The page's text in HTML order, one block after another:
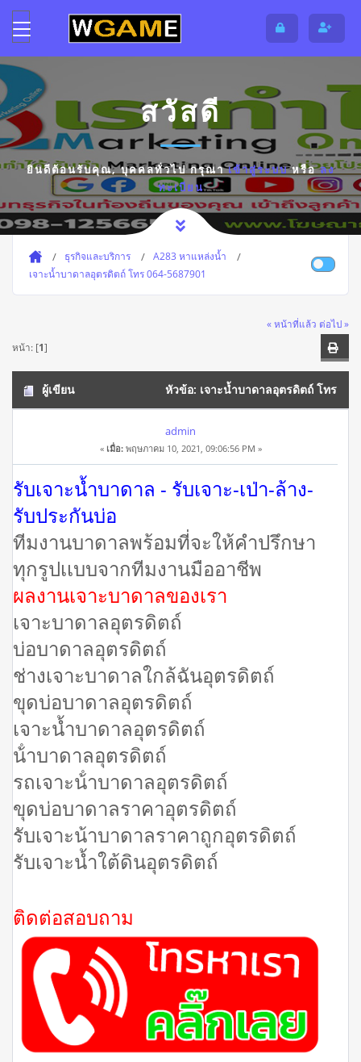
สวัสดี
ยินดีต้อนรับคุณ,บุคคลทั่วไปกรุณาเข้าสู่ระบบหรือลง
ทะเบียน
ธุรกิจและบริการ
A283 หาแหล่งน้ำ
เจาะน้ำบาดาลอุตรดิตถ์ โทร 064-5687901
« หน้าที่แล้ว ต่อไป »
หน้า: [1]
ผู้เขียน หัวข้อ: เจาะน้ำบาดาลอุตรดิตถ์ โทร
064-5687901 (อ่าน 21681 ครั้ง)admin
« เมื่อ:พฤษภาคม 10, 2021, 09:06:56 PM »
รับเจาะน้ำบาดาล - รับเจาะ-เป่า-ล้าง-
รับประกันบ่อ
ทีมงานบาดาลพร้อมที่จะให้คำปรึกษา
ทุกรูปเเบบจากทีมงานมืออาชีพ
ผลงานเจาะบาดาลของเรา
เจาะบาดาลอุตรดิตถ์
บ่อบาดาลอุตรดิตถ์
ช่างเจาะบาดาลใกล้ฉันอุตรดิตถ์
ขุดบ่อบาดาลอุตรดิตถ์
เจาะน้ำบาดาลอุตรดิตถ์
น้ําบาดาลอุตรดิตถ์
รถเจาะน้ําบาดาลอุตรดิตถ์
ขุดบ่อบาดาลราคาอุตรดิตถ์
รับเจาะน้าบาดาลราคาถูกอุตรดิตถ์
รับเจาะน้ำใต้ดินอุตรดิตถ์
ติดต่อสอบถาม